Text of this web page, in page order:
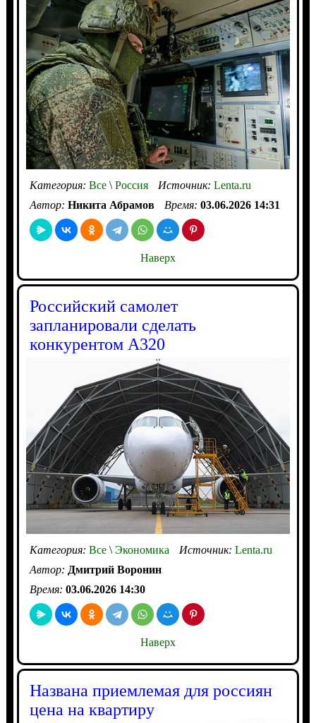
Категория: Все\Россия Источник: Lenta.ru
Автор: Никита Абрамов Время: 03.06.2026 14:31
Наверх
Российский самолет
запланировали сделать
конкурентом А320
Категория: Все\Экономика Источник: Lenta.ru
Автор: Дмитрий Воронин
Время: 03.06.2026 14:30
Наверх
Названа приемлемая для россиян
цена на квартиру